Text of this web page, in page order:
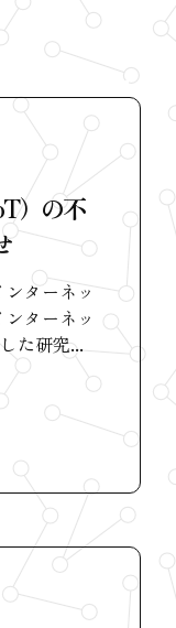
）の不
ターネッ
ターネッ
た研究...